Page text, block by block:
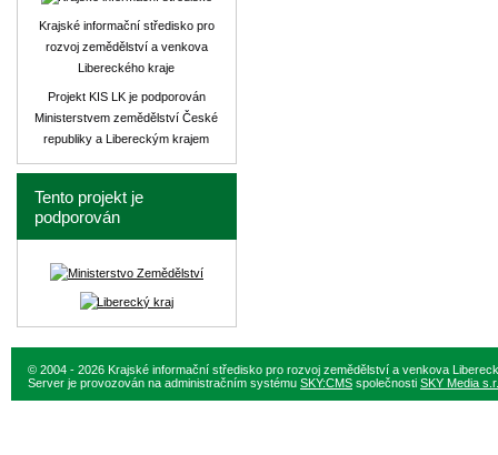
Krajské informační středisko pro
rozvoj zemědělství a venkova
Libereckého kraje
Projekt KIS LK je podporován
Ministerstvem zemědělství České
republiky a Libereckým krajem
Tento projekt je
podporován
© 2004 - 2026 Krajské informační středisko pro rozvoj zemědělství a venkova
Server je provozován na administračním systému SKY:CMS společnosti SKY Media